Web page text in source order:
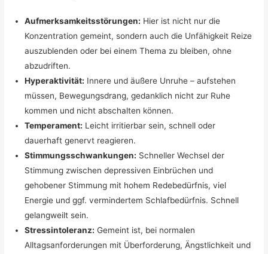
Aufmerksamkeitsstörungen: Hier ist nicht nur die
Konzentration gemeint, sondern auch die Unfähigkeit Reize
auszublenden oder bei einem Thema zu bleiben, ohne
abzudriften.
Hyperaktivität: Innere und äußere Unruhe – aufstehen
müssen, Bewegungsdrang, gedanklich nicht zur Ruhe
kommen und nicht abschalten können.
Temperament: Leicht irritierbar sein, schnell oder
dauerhaft genervt reagieren.
Stimmungsschwankungen: Schneller Wechsel der
Stimmung zwischen depressiven Einbrüchen und
gehobener Stimmung mit hohem Redebedürfnis, viel
Energie und ggf. vermindertem Schlafbedürfnis. Schnell
gelangweilt sein.
Stressintoleranz: Gemeint ist, bei normalen
Alltagsanforderungen mit Überforderung, Ängstlichkeit und